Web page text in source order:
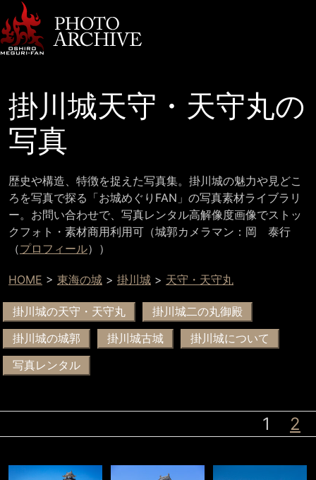
掛川城天守・天守丸の
写真
歴史や構造、特徴を捉えた写真集。掛川城の魅力や見どこ
ろを写真で探る「お城めぐりFAN」の写真素材ライブラリ
ー。お問い合わせで、写真レンタル高解像度画像でストッ
クフォト・素材商用利用可（城郭カメラマン：岡 泰行
（プロフィール））
HOME > 東海の城 > 掛川城 > 天守・天守丸
掛川城の天守・天守丸 掛川城二の丸御殿
掛川城の城郭 掛川城古城 掛川城について
写真レンタル
1 2